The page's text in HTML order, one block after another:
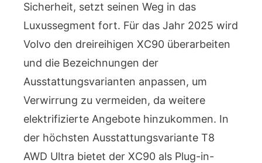
Sicherheit, setzt seinen Weg in das
Luxussegment fort. Für das Jahr 2025 wird
Volvo den dreireihigen XC90 überarbeiten
und die Bezeichnungen der
Ausstattungsvarianten anpassen, um
Verwirrung zu vermeiden, da weitere
elektrifizierte Angebote hinzukommen. In
der höchsten Ausstattungsvariante T8
AWD Ultra bietet der XC90 als Plug-in-